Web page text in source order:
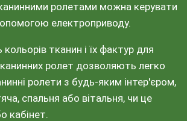
ролетами можна керувати
електроприводу.
кольорів тканин і їх фактур для
ролет дозволяють легко
ролети з будь-яким інтер'єром,
спальня або вітальня, чи це
кабінет.